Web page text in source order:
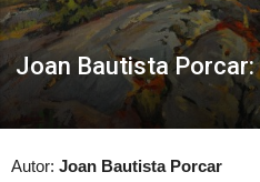
Joan Bautista Porcar:
Autor: Joan Bautista Porcar